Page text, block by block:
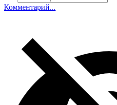
Комментарий...